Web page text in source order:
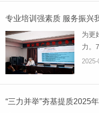
专业培训强素质 服务振兴
为更
力。
枫莅
2025-
“三力并举”夯基提质2025